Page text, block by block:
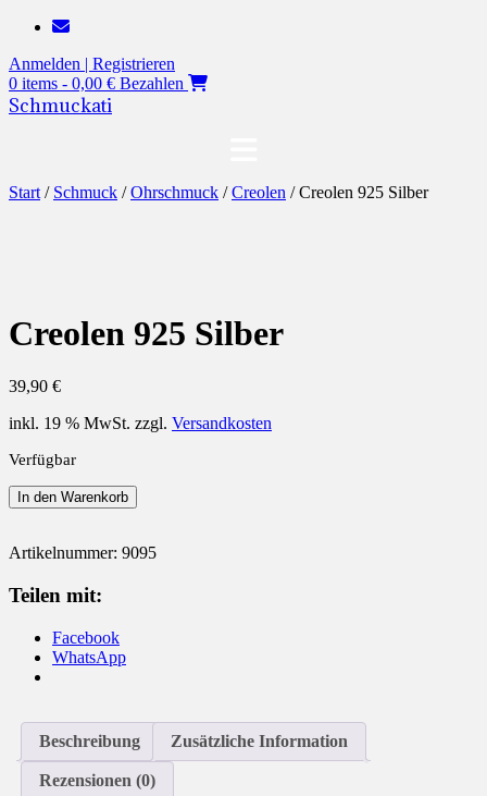
Zum
springen
Anmelden | Registrieren
0 items - 0,00 € Bezahlen
Schmuckati
Start / Schmuck /Ohrschmuck /Creolen / Creolen 925 Silber
Creolen 925 Silber
39,90 €
inkl. 19 % MwSt. zzgl. Versandkosten
Verfügbar
Creolen
925
Menge
In den Warenkorb
Artikelnummer: 9095
Teilen mit:
Facebook
WhatsApp
Beschreibung Zusätzliche Information
Rezensionen (0)